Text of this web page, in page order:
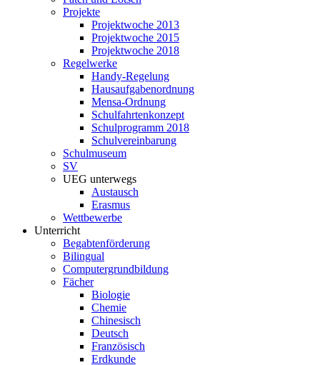
Projekte
Projektwoche 2013
Projektwoche 2015
Projektwoche 2018
Regelwerke
Handy-Regelung
Hausaufgabenordnung
Mensa-Ordnung
Schulfahrtenkonzept
Schulprogramm 2018
Schulvereinbarung
Schulmuseum
SV
UEG unterwegs
Austausch
Erasmus
Wettbewerbe
Unterricht
Begabtenförderung
Bilingual
Computergrundbildung
Fächer
Biologie
Chemie
Chinesisch
Deutsch
Französisch
Erdkunde